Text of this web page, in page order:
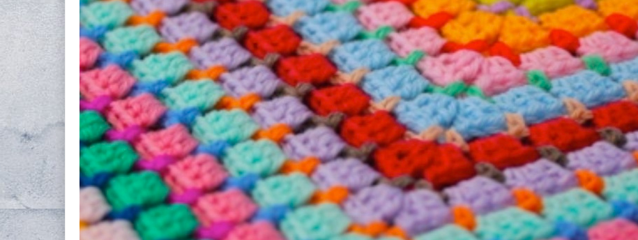
`,●,*,*,*,*,*,*,●, ```niech drży
```````█|█````` szczęściem
●•●¤ۣۜ๘(¯`♥´¯)¤ۣۜ๘●•● wzruszony!!
Zdrowych i Wesołych Świąt Bożego Narodzenia oraz Szczęśliwego Nowego Roku
Odpowiedz
Galeria zamka 17 grudnia, 2014 11:25
Cudowne dekoracje! Zapachniało świętami... Pozdrawiam bardzo serdecznie :-)
Odpowiedz
moja-enklawa 17 grudnia, 2014 12:10
Piękny wianek Ino, a świecznik z gwiazdką bardzo mi się podoba! Pozdrawiam.